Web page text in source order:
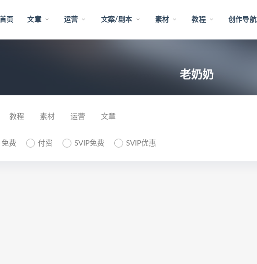
首页 文章 运营 文案/剧本 素材 教程 创作导航
老奶奶
教程 素材 运营 文章
免费 付费 SVIP免费 SVIP优惠